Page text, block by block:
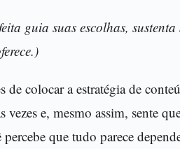
guia suas escolhas, sustenta
colocar a estratégia de
e, mesmo assim, sente
que tudo parece